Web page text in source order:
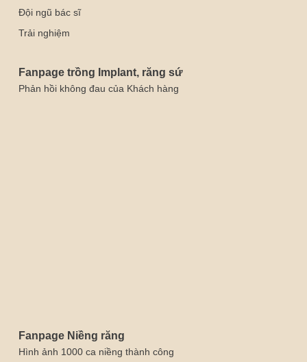
Đội ngũ bác sĩ
Trải nghiệm
Fanpage trồng Implant, răng sứ
Phản hồi không đau của Khách hàng
Fanpage Niềng răng
Hình ảnh 1000 ca niềng thành công